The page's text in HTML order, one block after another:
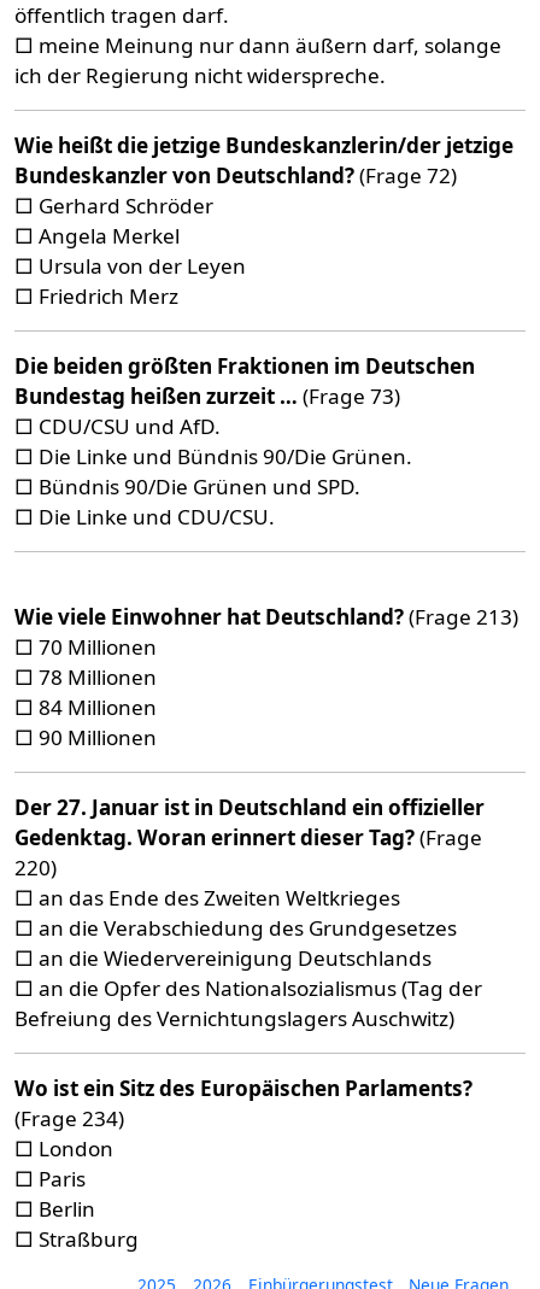
öffentlich tragen darf.
□ meine Meinung nur dann äußern darf, solange
ich der Regierung nicht widerspreche.
Wie heißt die jetzige Bundeskanzlerin/der jetzige
Bundeskanzler von Deutschland?(Frage 72)
□ Gerhard Schröder
□ Angela Merkel
□ Ursula von der Leyen
□ Friedrich Merz
Die beiden größten Fraktionen im Deutschen
Bundestag heißen zurzeit … (Frage 73)
□ CDU/CSU und AfD.
□ Die Linke und Bündnis 90/Die Grünen.
□ Bündnis 90/Die Grünen und SPD.
□ Die Linke und CDU/CSU.
Wie viele Einwohner hat Deutschland?(Frage 213)
□ 70 Millionen
□ 78 Millionen
□ 84 Millionen
□ 90 Millionen
Der 27. Januar ist in Deutschland ein offizieller
Gedenktag. Woran erinnert dieser Tag?(Frage
220)
□ an das Ende des Zweiten Weltkrieges
□ an die Verabschiedung des Grundgesetzes
□ an die Wiedervereinigung Deutschlands
□ an die Opfer des Nationalsozialismus (Tag der
Befreiung des Vernichtungslagers Auschwitz)
Wo ist ein Sitz des Europäischen Parlaments?
(Frage 234)
□ London
□ Paris
□ Berlin
□ Straßburg